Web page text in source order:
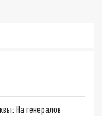
На генералов